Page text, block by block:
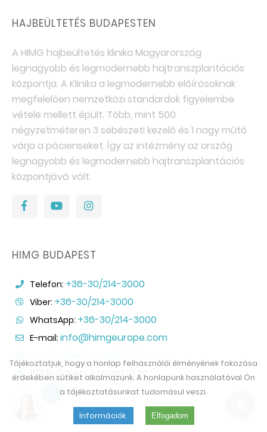
HAJBEÜLTETÉS BUDAPESTEN
A HIMG hajbeültetés klinika Magyarország
legnagyobb és legmodernebb hajtranszplantációs
központja. A Klinika a legmodernebb előírásoknak
megfelelően nemzetközi standardok figyelembe
vétele mellett épült. Több, mint 500
négyzetméteren 3 sebészeti kezelő és 1 nagy műtő
várja a pácienseket. Így az intézmény az ország
legnagyobb és legmodernebb hajtranszplantációs
központjává vált.
HIMG BUDAPEST
Telefon: +36-30/214-3000
Viber: +36-30/214-3000
WhatsApp: +36-30/214-3000
E-mail: info@himgeurope.com
1135 Budapest, Szegedi út 56.
Tájékoztatjuk, hogy a honlap felhasználói élményének fokozása
érdekében sütiket alkalmazunk. A honlapunk használatával Ön
a tájékoztatásunkat tudomásul veszi.
Információk Elfogadom